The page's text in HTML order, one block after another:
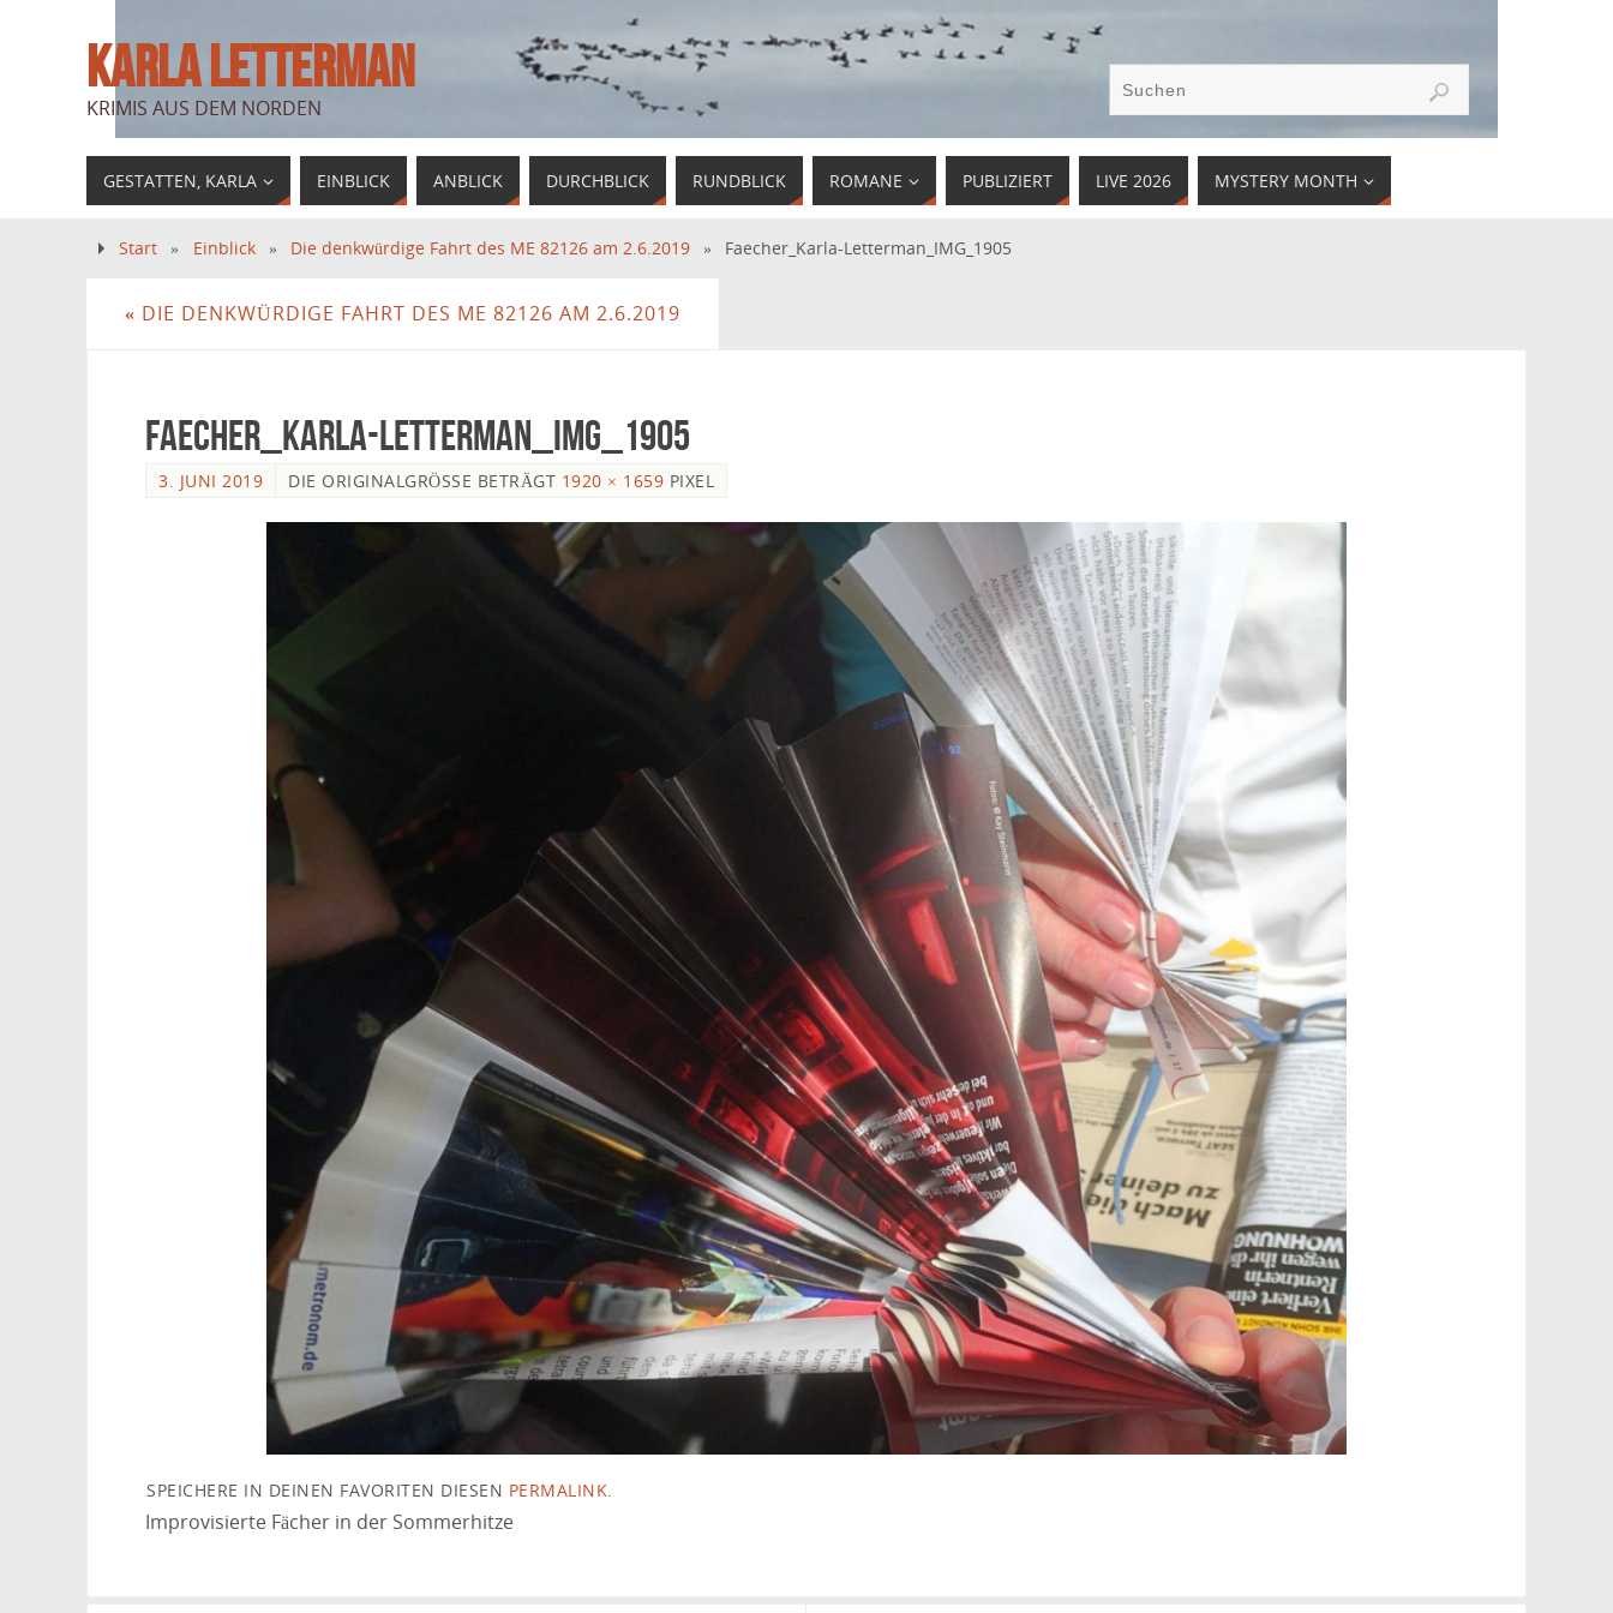
KARLA LETTERMAN
KRIMIS AUS DEM NORDEN
GESTATTEN, KARLA EINBLICK ANBLICK DURCHBLICK RUNDBLICK ROMANE PUBLIZIERT LIVE 2026 MYSTERY MONTH
Start » Einblick » Die denkwürdige Fahrt des ME 82126 am 2.6.2019 » Faecher_Karla-Letterman_IMG_1905
« DIE DENKWÜRDIGE FAHRT DES ME 82126 AM 2.6.2019
Faecher_Karla-Letterman_IMG_1905
3. JUNI 2019 DIE ORIGINALGRÖSSE BETRÄGT 1920 × 1659 PIXEL
SPEICHERE IN DEINEN FAVORITEN DIESEN PERMALINK.
Improvisierte Fächer in der Sommerhitze